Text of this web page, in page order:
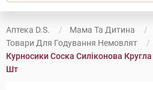
Аптека D.S.
Мама Та Дитина
Товари Для Годування Немовлят
Курносики Соска Силіконова
Шт